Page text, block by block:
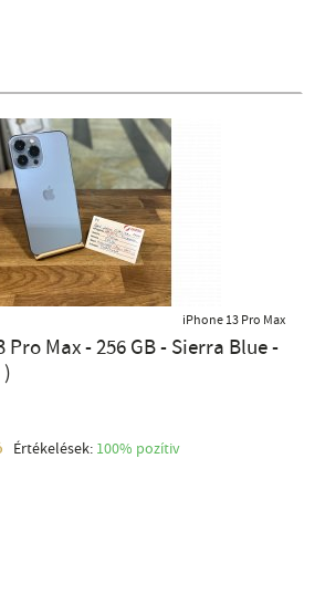
iPhone 13 Pro Max
Max - 256 GB - Sierra Blue -
Értékelések: 100% pozítiv